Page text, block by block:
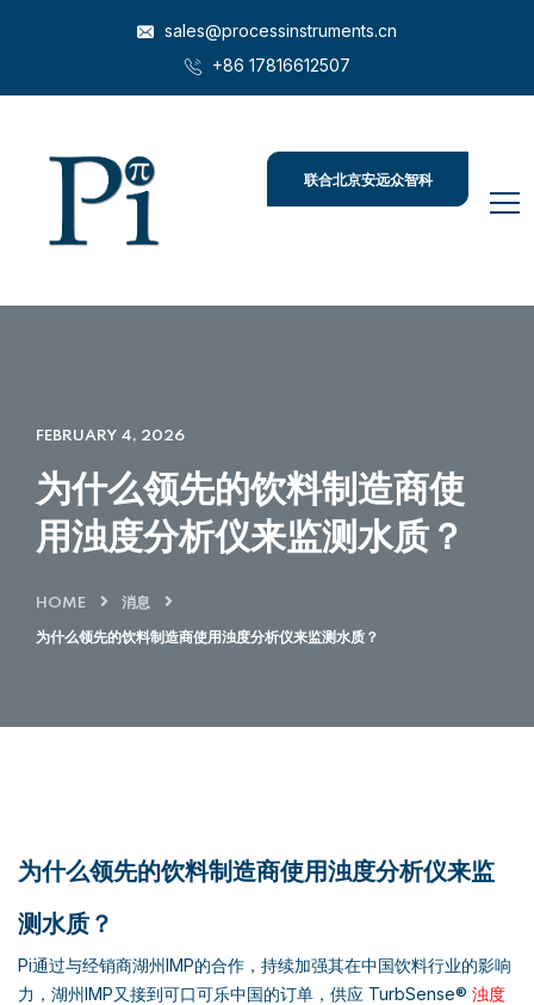
sales@processinstruments.cn
+86 17816612507
联合北京安远众智科
FEBRUARY 4, 2026
为什么领先的饮料制造商使
用浊度分析仪来监测水质？
HOME 消息
为什么领先的饮料制造商使用浊度分析仪来监测水质？
为什么领先的饮料制造商使用浊度分析仪来监
测水质？
Pi通过与经销商湖州IMP的合作，持续加强其在中国饮料行业的影响
力，湖州IMP又接到可口可乐中国的订单，供应 TurbSense® 浊度